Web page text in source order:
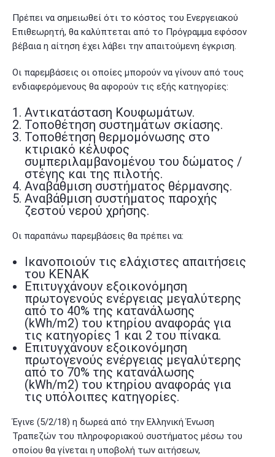
Πρέπει να σημειωθεί ότι το κόστος του Ενεργειακού
Επιθεωρητή, θα καλύπτεται από το Πρόγραμμα εφόσον
βέβαια η αίτηση έχει λάβει την απαιτούμενη έγκριση.
Οι παρεμβάσεις οι οποίες μπορούν να γίνουν από τους
ενδιαφερόμενους θα αφορούν τις εξής κατηγορίες:
Αντικατάσταση Κουφωμάτων.
Τοποθέτηση συστημάτων σκίασης.
Τοποθέτηση θερμομόνωσης στο
κτιριακό κέλυφος
συμπεριλαμβανομένου του δώματος /
στέγης και της πιλοτής.
Αναβάθμιση συστήματος θέρμανσης.
Αναβάθμιση συστήματος παροχής
ζεστού νερού χρήσης.
Οι παραπάνω παρεμβάσεις θα πρέπει να:
Ικανοποιούν τις ελάχιστες απαιτήσεις
του ΚΕΝΑΚ
Επιτυγχάνουν εξοικονόμηση
πρωτογενούς ενέργειας μεγαλύτερης
από το 40% της κατανάλωσης
(kWh/m2) του κτηρίου αναφοράς για
τις κατηγορίες 1 και 2 του πίνακα.
Επιτυγχάνουν εξοικονόμηση
πρωτογενούς ενέργειας μεγαλύτερης
από το 70% της κατανάλωσης
(kWh/m2) του κτηρίου αναφοράς για
τις υπόλοιπες κατηγορίες.
Έγινε (5/2/18) η δωρεά από την Ελληνική Ένωση
Τραπεζών του πληροφοριακού συστήματος μέσω του
οποίου θα γίνεται η υποβολή των αιτήσεων,